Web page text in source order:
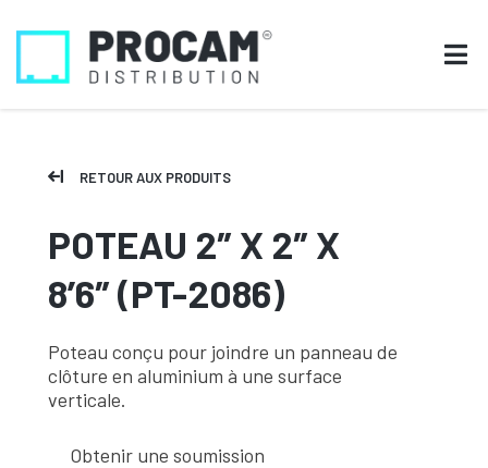
RETOUR AUX PRODUITS
POTEAU 2″ X 2″ X
8’6″ (PT-2086)
Poteau conçu pour joindre un panneau de
clôture en aluminium à une surface
verticale.
Obtenir une soumission